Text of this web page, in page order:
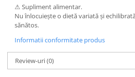
⚠ Supliment alimentar.
Nu înlocuiește o dietă variată și
sănătos.
Informatii conformitate produs
Review-uri(0)